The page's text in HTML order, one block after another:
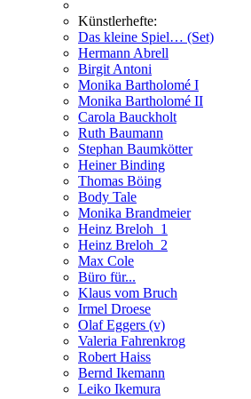
Künstlerhefte:
Das kleine Spiel… (Set)
Hermann Abrell
Birgit Antoni
Monika Bartholomé I
Monika Bartholomé II
Carola Bauckholt
Ruth Baumann
Stephan Baumkötter
Heiner Binding
Thomas Böing
Body Tale
Monika Brandmeier
Heinz Breloh_1
Heinz Breloh_2
Max Cole
Büro für...
Klaus vom Bruch
Irmel Droese
Olaf Eggers (v)
Valeria Fahrenkrog
Robert Haiss
Bernd Ikemann
Leiko Ikemura